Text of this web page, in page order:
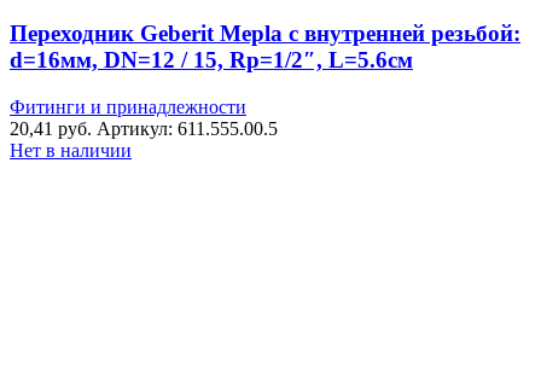
Переходник Geberit Mepla с внутренней резьбой:
d=16мм, DN=12 / 15, Rp=1/2″, L=5.6см
Фитинги и принадлежности
20,41 руб. Артикул: 611.555.00.5
Нет в наличии